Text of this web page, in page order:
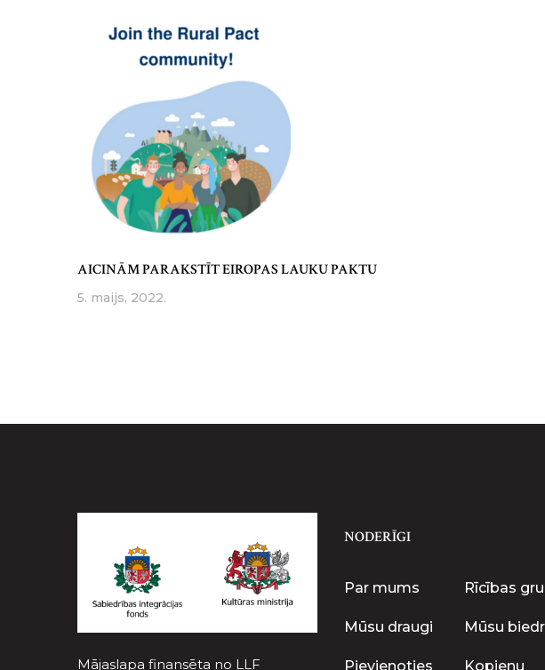
AICINĀM PARAKSTĪT EIROPAS LAUKU PAKTU
5. maijs, 2022.
Mājaslapa finansēta no LLF
NODERĪGI
Par mums Rīcības
Mūsu draugi Mūsu
Pievienoties Kopienu